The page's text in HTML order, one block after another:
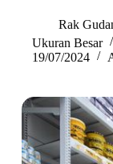
Rak
Ukuran Besar
19/07/2024